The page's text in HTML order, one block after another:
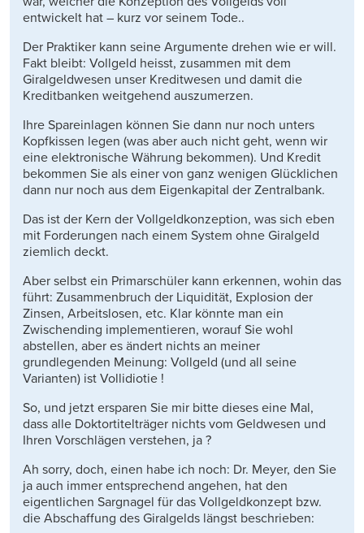
entwickelt hat – kurz vor seinem Tode..
Der Praktiker kann seine Argumente drehen wie er will.
Fakt bleibt: Vollgeld heisst, zusammen mit dem
Giralgeldwesen unser Kreditwesen und damit die
Kreditbanken weitgehend auszumerzen.
Ihre Spareinlagen können Sie dann nur noch unters
Kopfkissen legen (was aber auch nicht geht, wenn wir
eine elektronische Währung bekommen). Und Kredit
bekommen Sie als einer von ganz wenigen Glücklichen
dann nur noch aus dem Eigenkapital der Zentralbank.
Das ist der Kern der Vollgeldkonzeption, was sich eben
mit Forderungen nach einem System ohne Giralgeld
ziemlich deckt.
Aber selbst ein Primarschüler kann erkennen, wohin das
führt: Zusammenbruch der Liquidität, Explosion der
Zinsen, Arbeitslosen, etc. Klar könnte man ein
Zwischending implementieren, worauf Sie wohl
abstellen, aber es ändert nichts an meiner
grundlegenden Meinung: Vollgeld (und all seine
Varianten) ist Vollidiotie !
So, und jetzt ersparen Sie mir bitte dieses eine Mal,
dass alle Doktortitelträger nichts vom Geldwesen und
Ihren Vorschlägen verstehen, ja ?
Ah sorry, doch, einen habe ich noch: Dr. Meyer, den Sie
ja auch immer entsprechend angehen, hat den
eigentlichen Sargnagel für das Vollgeldkonzept bzw.
die Abschaffung des Giralgelds längst beschrieben: